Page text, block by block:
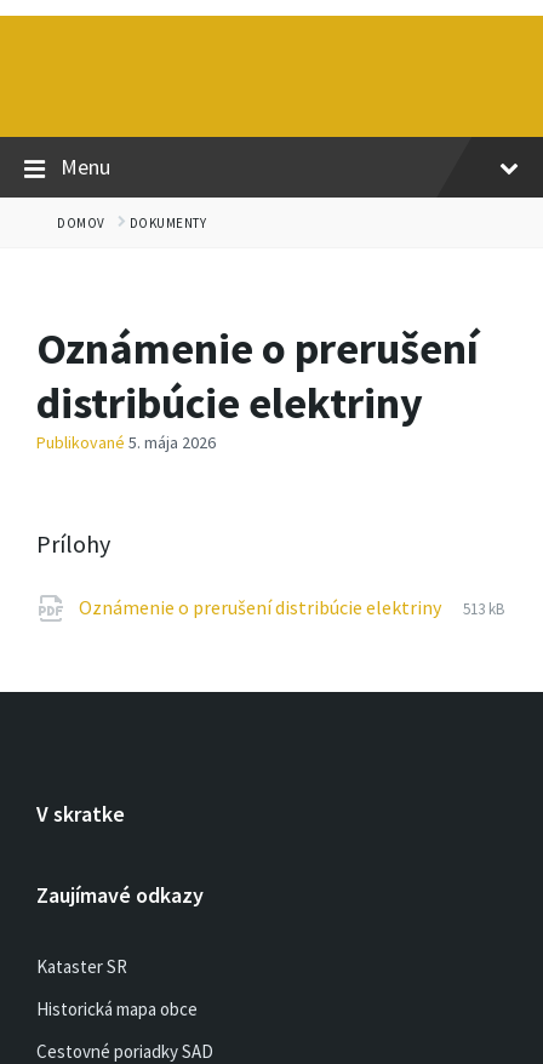
Menu
DOMOV DOKUMENTY
Oznámenie o prerušení
distribúcie elektriny
Publikované 5. mája 2026
Prílohy
Oznámenie o prerušení distribúcie elektriny
Prípona
pdf
Veľkosť
513 kB
V skratke
Zaujímavé odkazy
Kataster SR
Historická mapa obce
Cestovné poriadky SAD